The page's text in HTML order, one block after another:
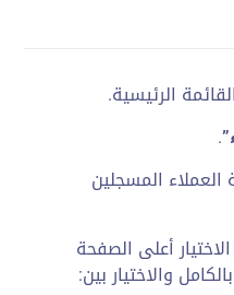
الرئيسية.
.
المسجلين
أعلى الصفحة
والاختيار بين: